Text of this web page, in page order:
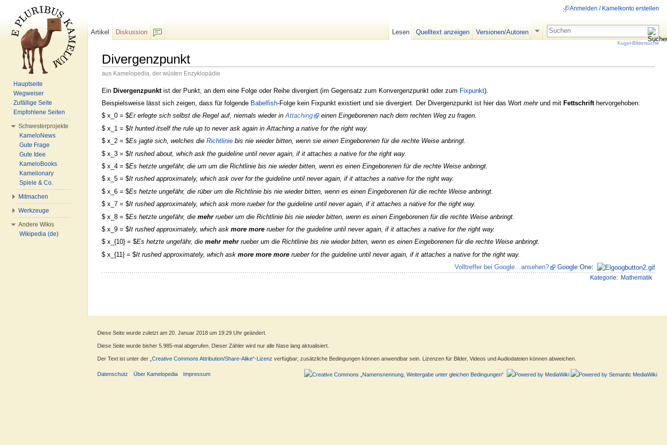
Divergenzpunkt
aus Kamelopedia, der wüsten Enzyklopädie
Ein Divergenzpunktist der Punkt, an dem eine Folge oder Reihe divergiert (im Gegensatz zum Konvergenzpunkt oder zum Fixpunkt).
Beispielsweise lässt sich zeigen, dass für folgende Babelfish-Folge kein Fixpunkt existiert und sie divergiert. Der Divergenzpunkt ist hier das Wort mehrund mit Fettschrifthervorgehoben:
$ x_0 = $Er erlegte sich selbst die Regel auf, niemals wieder inAttaching
einen Eingeborenen nach dem rechten Weg zu fragen.
$ x_1 = $It hunted itself the rule up to never ask again in Attaching a native for the right way.
$ x_2 = $Es jagte sich, welches die Richtlinie bis nie wieder bitten, wenn sie einen Eingeborenen für die rechte Weise anbringt.
$ x_3 = $It rushed about, which ask the guideline until never again, if it attaches a native for the right way.
$ x_4 = $Es hetzte ungefähr, die um um die Richtlinie bis nie wieder bitten, wenn es einen Eingeborenen für die rechte Weise anbringt.
$ x_5 = $It rushed approximately, which ask over for the guideline until never again, if it attaches a native for the right way.
$ x_6 = $Es hetzte ungefähr, die rüber um die Richtlinie bis nie wieder bitten, wenn es einen Eingeborenen für die rechte Weise anbringt.
$ x_7 = $It rushed approximately, which ask more rueber for the guideline until never again, if it attaches a native for the right way.
$ x_8 = $Es hetzte ungefähr, die mehrrueber um die Richtlinie bis nie wieder bitten, wenn es einen Eingeborenen für die rechte Weise anbringt.
$ x_9 = $It rushed approximately, which ask more more rueber for the guideline until never again, if it attaches a native for the right way.
$ x_{10} = $Es hetzte ungefähr, die mehr mehrrueber um die Richtlinie bis nie wieder bitten, wenn es einen Eingeborenen für die rechte Weise anbringt.
$ x_{11} = $It rushed approximately, which ask more more more rueber for the guideline until never again, if it attaches a native for the right way.
Volltreffer bei Google…ansehen?
Google One:
Kategorie: Mathematik
Anmelden / Kamelkonto erstellen
Artikel
Diskussion
Lesen Quelltext anzeigen Versionen/Autoren
Kugel-Bildersuche
Hauptseite
Wegweiser
Zufällige Seite
Empfohlene Seiten
Schwesterprojekte
KameloNews
Gute Frage
Gute Idee
KameloBooks
Kamelionary
Spiele & Co.
Mitmachen
Werkzeuge
Andere Wikis
Wikipedia (de)
Diese Seite wurde zuletzt am 20. Januar 2018 um 19:29 Uhr geändert.
Diese Seite wurde bisher 5.985-mal abgerufen. Dieser Zähler wird nur alle Nase lang aktualisiert.
Der Text ist unter der „Creative Commons Attribution/Share-Alike“-Lizenz verfügbar; zusätzliche Bedingungen können anwendbar sein. Lizenzen für Bilder, Videos und Audiodateien können abweichen.
Datenschutz Über Kamelopedia Impressum